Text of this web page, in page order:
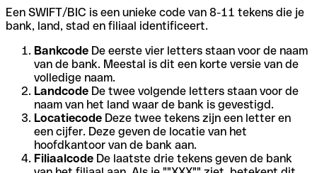
Een SWIFT/BIC is een unieke code van 8-11 tekens die je
bank, land, stad en filiaal identificeert.
Bankcode De eerste vier letters staan voor de naam
van de bank. Meestal is dit een korte versie van de
volledige naam.
Landcode De twee volgende letters staan voor de
naam van het land waar de bank is gevestigd.
Locatiecode Deze twee tekens zijn een letter en
een cijfer. Deze geven de locatie van het
hoofdkantoor van de bank aan.
Filiaalcode De laatste drie tekens geven de bank